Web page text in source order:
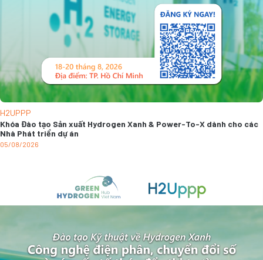
H2UPPP
Khóa Đào tạo Sản xuất Hydrogen Xanh & Power-To-X dành cho các
Nhà Phát triển dự án
05/08/2026